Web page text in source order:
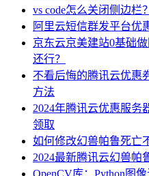
vs code怎么关闭侧边栏？
阿里云短信群发平台优
京东云京美建站0基础
还行？
不看后悔的腾讯云优惠
方法
2024年腾讯云优惠服务
领取
如何修改幻兽帕鲁死亡
2024最新腾讯云幻兽帕
OpenCV库：Python图